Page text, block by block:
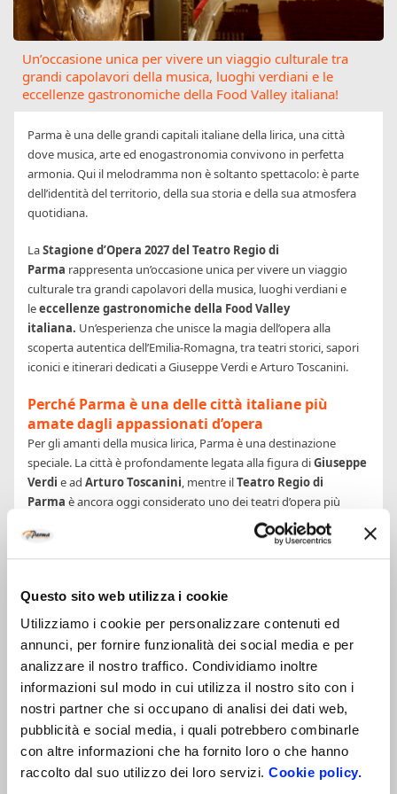
Questo sito web utilizza i cookie
Utilizziamo i cookie per personalizzare contenuti ed
annunci, per fornire funzionalità dei social media e per
analizzare il nostro traffico. Condividiamo inoltre
informazioni sul modo in cui utilizza il nostro sito con i
nostri partner che si occupano di analisi dei dati web,
pubblicità e social media, i quali potrebbero combinarle
con altre informazioni che ha fornito loro o che hanno
raccolto dal suo utilizzo dei loro servizi. Cookie policy.
Un’occasione unica per vivere un viaggio culturale tra
grandi capolavori della musica, luoghi verdiani e le
eccellenze gastronomiche della Food Valley italiana!
Parma è una delle grandi capitali italiane della lirica, una città
dove musica, arte ed enogastronomia convivono in perfetta
armonia. Qui il melodramma non è soltanto spettacolo: è parte
dell’identità del territorio, della sua storia e della sua atmosfera
quotidiana.
LaStagione d’Opera 2027 del Teatro Regio di
Parma rappresenta un’occasione unica per vivere un viaggio
culturale tra grandi capolavori della musica, luoghi verdiani e
leeccellenze gastronomiche della Food Valley
italiana. Un’esperienza che unisce la magia dell’opera alla
scoperta autentica dell’Emilia-Romagna, tra teatri storici, sapori
iconici e itinerari dedicati a Giuseppe Verdi e Arturo Toscanini.
Perché Parma è una delle città italiane più
amate dagli appassionati d’opera
Per gli amanti della musica lirica, Parma è una destinazione
speciale. La città è profondamente legata alla figura diGiuseppe
Verdi e ad Arturo Toscanini, mentre ilTeatro Regio di
Parma è ancora oggi considerato uno dei teatri d’opera più
prestigiosi d’Italia, celebre per la qualità delle sue produzioni e
per la passione del suo pubblico.
La nuova stagione porterà sul palcoscenico del Teatro Regio
alcuni dei capolavori più amati del repertorio operistico
internazionale.
Si partirà con il fascino del Boris Godunovdi Modest
Musorgskij, per proseguire con Rigolettodi Giuseppe Verdi ,
uno dei titoli più celebri del melodramma italiano, capace ancora
oggi di emozionare il pubblico con la forza del suo racconto.
Spazio poi alla delicatezza diMadama Butterflydi Giacomo
Puccini , simbolo della grande tradizione lirica italiana. A